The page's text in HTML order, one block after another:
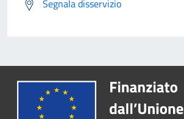
Segnala disservizio